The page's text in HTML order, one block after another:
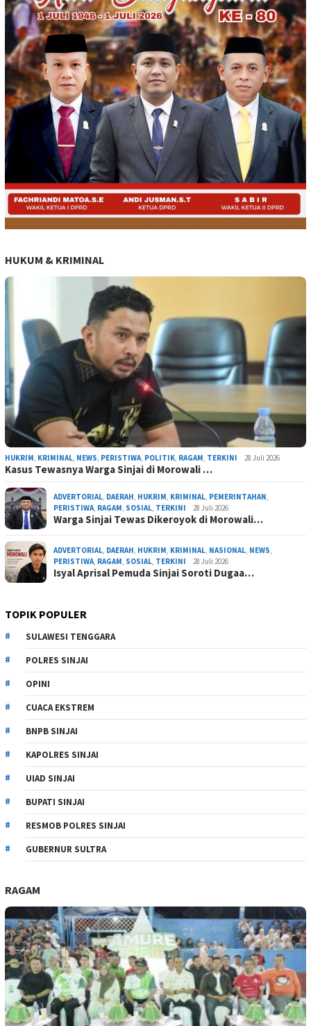
HUKUM & KRIMINAL
HUKRIM, KRIMINAL, NEWS, PERISTIWA, POLITIK, RAGAM, TERKINI 28 Juli 2026
Kasus Tewasnya Warga Sinjai di Morowali …
ADVERTORIAL, DAERAH, HUKRIM, KRIMINAL, PEMERINTAHAN,
PERISTIWA, RAGAM, SOSIAL, TERKINI 28 Juli 2026
Warga Sinjai Tewas Dikeroyok di Morowali…
ADVERTORIAL, DAERAH, HUKRIM, KRIMINAL, NASIONAL, NEWS,
PERISTIWA, RAGAM, SOSIAL, TERKINI 28 Juli 2026
Isyal Aprisal Pemuda Sinjai Soroti Dugaa…
TOPIK POPULER
SULAWESI TENGGARA
POLRES SINJAI
OPINI
CUACA EKSTREM
BNPB SINJAI
KAPOLRES SINJAI
UIAD SINJAI
BUPATI SINJAI
RESMOB POLRES SINJAI
GUBERNUR SULTRA
RAGAM